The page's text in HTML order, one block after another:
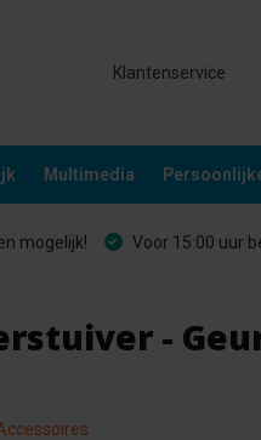
Klantenservice
Multimedia
mogelijk! Voor 15:00 uur
-